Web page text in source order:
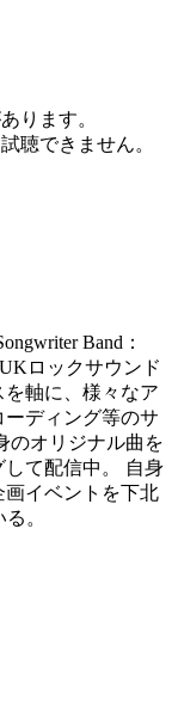
ります。
聴できません。
Band：
ロックサウンド
軸に、様々なア
ディング等のサ
のオリジナル曲を
て配信中。 自身
イベントを下北
。